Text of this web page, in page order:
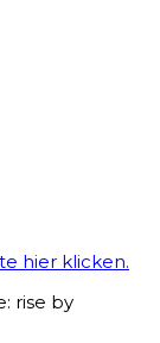
hier klicken.
rise by